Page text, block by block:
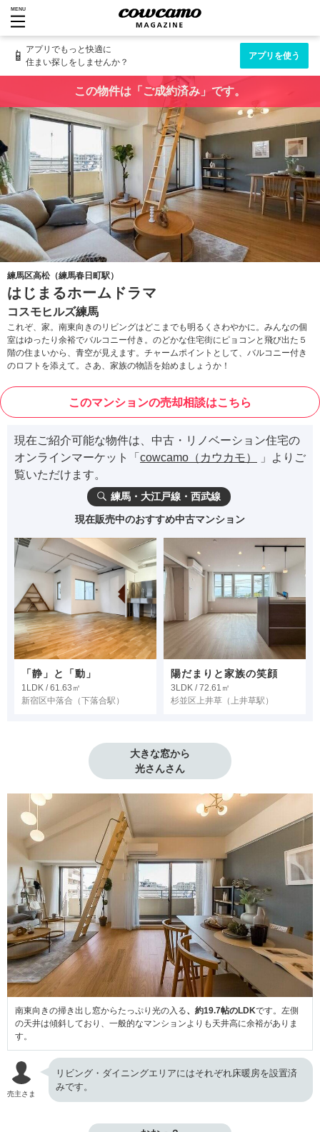
MENU
📱 アプリでもっと快適に
住まい探しをしませんか？
アプリを使う
この物件は「ご成約済み」です。
練馬区高松（練馬春日町駅）
はじまるホームドラマ
コスモヒルズ練馬
これぞ、家。南東向きのリビングはどこまでも明るくさわやかに。みんなの個
室はゆったり余裕でバルコニー付き。のどかな住宅街にピョコンと飛び出た５
階の住まいから、青空が見えます。チャームポイントとして、バルコニー付き
のロフトを添えて。さあ、家族の物語を始めましょうか！
このマンションの売却相談はこちら
現在ご紹介可能な物件は、中古・リノベーション住宅の
オンラインマーケット「 cowcamo（カウカモ）
」よりご
覧いただけます。
練馬・大江戸線・西武線
現在販売中のおすすめ中古マンション
「静」と「動」
1LDK / 61.63㎡
新宿区中落合 （下落合駅）
陽だまりと家族の笑顔
3LDK / 72.61㎡
杉並区上井草 （上井草駅）
大きな窓から
光さんさん
南東向きの掃き出し窓からたっぷり光の入る、約19.7帖のLDKです。左側
の天井は傾斜しており、一般的なマンションよりも天井高に余裕がありま
す。
売主さま
リビング・ダイニングエリアにはそれぞれ床暖房を設置済
みです。